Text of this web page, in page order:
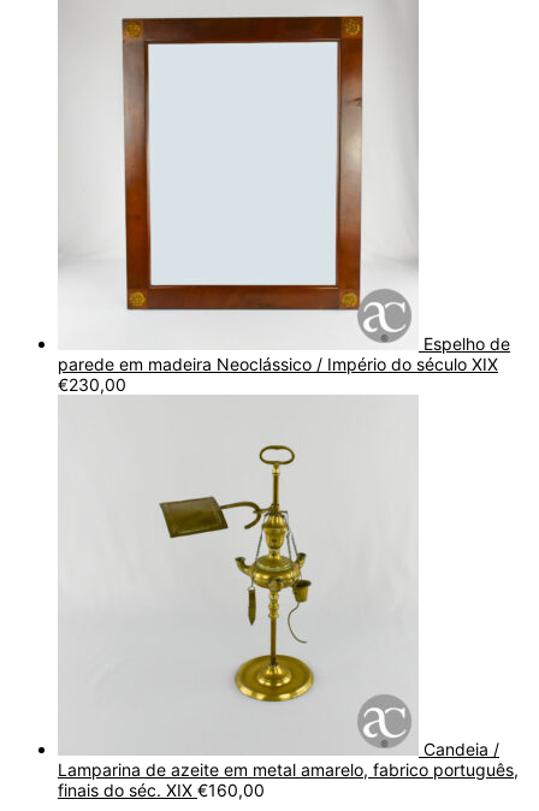
Espelho de
parede em madeira Neoclássico / Império do século XIX
€230,00
Candeia /
Lamparina de azeite em metal amarelo, fabrico português,
finais do séc. XIX €160,00